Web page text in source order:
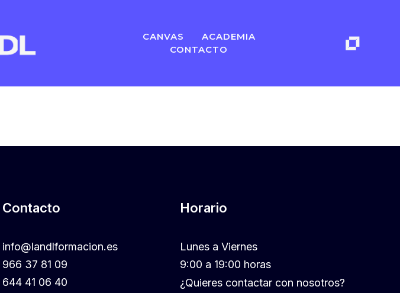
CANVAS
ACADEMIA
CONTACTO
Contacto
info@landlformacion.es
966 37 81 09
644 41 06 40
Horario
Lunes a Viernes
9:00 a 19:00 horas
¿Quieres contactar con nosotros?